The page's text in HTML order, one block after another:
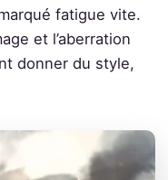
fatigue vite.
et l’aberration
donner du style,